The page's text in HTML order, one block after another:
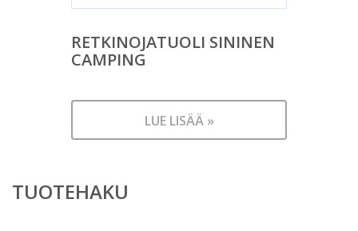
RETKINOJATUOLI SININEN
CAMPING
LUE LISÄÄ »
TUOTEHAKU